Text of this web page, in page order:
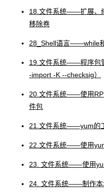
18.文件系统――扩展、
移除卷
28_Shell语言――while
19.文件系统――程序包
-import -K --checksig）
20.文件系统――使用
件包
21.文件系统――yum的
22.文件系统――使用
23. 文件系统――使用
24. 文件系统――制作本